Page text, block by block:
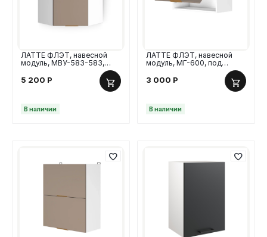
ЛАТТЕ ФЛЭТ, навесной
модуль, МВУ-583-583,
5 200 Р
В наличии
ЛАТТЕ ФЛЭТ, навесной
модуль, МГ-600, под
гладкий
3 000 Р
В наличии